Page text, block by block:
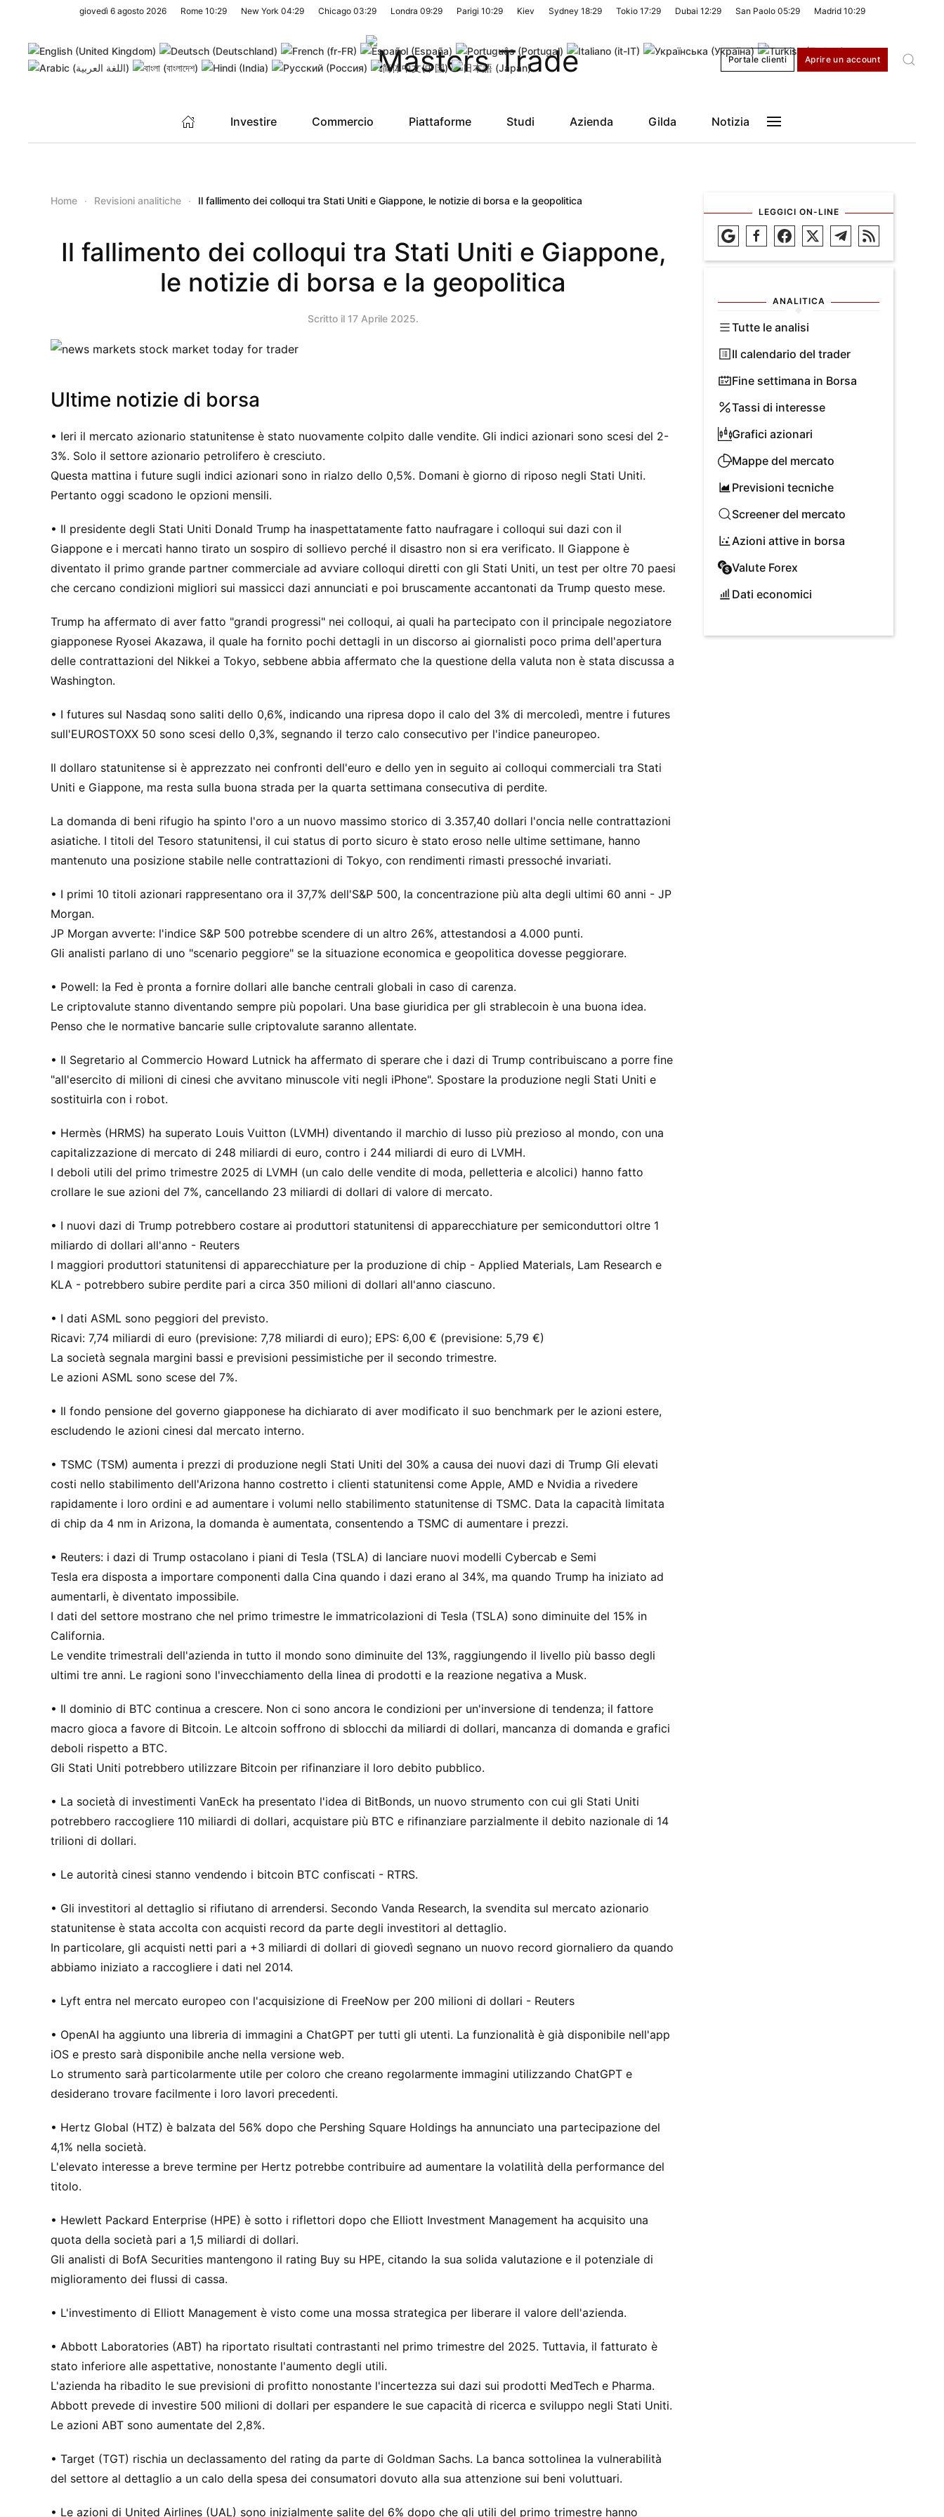
giovedì 6 agosto 2026 Rome 10:29 New York 04:29 Chicago 03:29 Londra 09:29 Parigi 10:29 Kiev Sydney 18:29 Tokio 17:29 Dubai 12:29 San Paolo 05:29 Madrid 10:29
Portale clienti Aprire un account
Investire Commercio Piattaforme Studi Azienda Gilda Notizia
Home Revisioni analitiche Il fallimento dei colloqui tra Stati Uniti e Giappone, le notizie di borsa e la geopolitica
Il fallimento dei colloqui tra Stati Uniti e Giappone,
le notizie di borsa e la geopolitica
Scritto il 17 Aprile 2025.
Ultime notizie di borsa
• Ieri il mercato azionario statunitense è stato nuovamente colpito dalle vendite. Gli indici azionari sono scesi del 2-
3%. Solo il settore azionario petrolifero è cresciuto.
Questa mattina i future sugli indici azionari sono in rialzo dello 0,5%. Domani è giorno di riposo negli Stati Uniti.
Pertanto oggi scadono le opzioni mensili.
• Il presidente degli Stati Uniti Donald Trump ha inaspettatamente fatto naufragare i colloqui sui dazi con il
Giappone e i mercati hanno tirato un sospiro di sollievo perché il disastro non si era verificato. Il Giappone è
diventato il primo grande partner commerciale ad avviare colloqui diretti con gli Stati Uniti, un test per oltre 70 paesi
che cercano condizioni migliori sui massicci dazi annunciati e poi bruscamente accantonati da Trump questo mese.
Trump ha affermato di aver fatto "grandi progressi" nei colloqui, ai quali ha partecipato con il principale negoziatore
giapponese Ryosei Akazawa, il quale ha fornito pochi dettagli in un discorso ai giornalisti poco prima dell'apertura
delle contrattazioni del Nikkei a Tokyo, sebbene abbia affermato che la questione della valuta non è stata discussa a
Washington.
• I futures sul Nasdaq sono saliti dello 0,6%, indicando una ripresa dopo il calo del 3% di mercoledì, mentre i futures
sull'EUROSTOXX 50 sono scesi dello 0,3%, segnando il terzo calo consecutivo per l'indice paneuropeo.
Il dollaro statunitense si è apprezzato nei confronti dell'euro e dello yen in seguito ai colloqui commerciali tra Stati
Uniti e Giappone, ma resta sulla buona strada per la quarta settimana consecutiva di perdite.
La domanda di beni rifugio ha spinto l'oro a un nuovo massimo storico di 3.357,40 dollari l'oncia nelle contrattazioni
asiatiche. I titoli del Tesoro statunitensi, il cui status di porto sicuro è stato eroso nelle ultime settimane, hanno
mantenuto una posizione stabile nelle contrattazioni di Tokyo, con rendimenti rimasti pressoché invariati.
• I primi 10 titoli azionari rappresentano ora il 37,7% dell'S&P 500, la concentrazione più alta degli ultimi 60 anni - JP
Morgan.
JP Morgan avverte: l'indice S&P 500 potrebbe scendere di un altro 26%, attestandosi a 4.000 punti.
Gli analisti parlano di uno "scenario peggiore" se la situazione economica e geopolitica dovesse peggiorare.
• Powell: la Fed è pronta a fornire dollari alle banche centrali globali in caso di carenza.
Le criptovalute stanno diventando sempre più popolari. Una base giuridica per gli strablecoin è una buona idea.
Penso che le normative bancarie sulle criptovalute saranno allentate.
• Il Segretario al Commercio Howard Lutnick ha affermato di sperare che i dazi di Trump contribuiscano a porre fine
"all'esercito di milioni di cinesi che avvitano minuscole viti negli iPhone". Spostare la produzione negli Stati Uniti e
sostituirla con i robot.
• Hermès (HRMS) ha superato Louis Vuitton (LVMH) diventando il marchio di lusso più prezioso al mondo, con una
capitalizzazione di mercato di 248 miliardi di euro, contro i 244 miliardi di euro di LVMH.
I deboli utili del primo trimestre 2025 di LVMH (un calo delle vendite di moda, pelletteria e alcolici) hanno fatto
crollare le sue azioni del 7%, cancellando 23 miliardi di dollari di valore di mercato.
• I nuovi dazi di Trump potrebbero costare ai produttori statunitensi di apparecchiature per semiconduttori oltre 1
miliardo di dollari all'anno - Reuters
I maggiori produttori statunitensi di apparecchiature per la produzione di chip - Applied Materials, Lam Research e
KLA - potrebbero subire perdite pari a circa 350 milioni di dollari all'anno ciascuno.
• I dati ASML sono peggiori del previsto.
Ricavi: 7,74 miliardi di euro (previsione: 7,78 miliardi di euro); EPS: 6,00 € (previsione: 5,79 €)
La società segnala margini bassi e previsioni pessimistiche per il secondo trimestre.
Le azioni ASML sono scese del 7%.
• Il fondo pensione del governo giapponese ha dichiarato di aver modificato il suo benchmark per le azioni estere,
escludendo le azioni cinesi dal mercato interno.
• TSMC (TSM) aumenta i prezzi di produzione negli Stati Uniti del 30% a causa dei nuovi dazi di Trump Gli elevati
costi nello stabilimento dell'Arizona hanno costretto i clienti statunitensi come Apple, AMD e Nvidia a rivedere
rapidamente i loro ordini e ad aumentare i volumi nello stabilimento statunitense di TSMC. Data la capacità limitata
di chip da 4 nm in Arizona, la domanda è aumentata, consentendo a TSMC di aumentare i prezzi.
• Reuters: i dazi di Trump ostacolano i piani di Tesla (TSLA) di lanciare nuovi modelli Cybercab e Semi
Tesla era disposta a importare componenti dalla Cina quando i dazi erano al 34%, ma quando Trump ha iniziato ad
aumentarli, è diventato impossibile.
I dati del settore mostrano che nel primo trimestre le immatricolazioni di Tesla (TSLA) sono diminuite del 15% in
California.
Le vendite trimestrali dell'azienda in tutto il mondo sono diminuite del 13%, raggiungendo il livello più basso degli
ultimi tre anni. Le ragioni sono l'invecchiamento della linea di prodotti e la reazione negativa a Musk.
• Il dominio di BTC continua a crescere. Non ci sono ancora le condizioni per un'inversione di tendenza; il fattore
macro gioca a favore di Bitcoin. Le altcoin soffrono di sblocchi da miliardi di dollari, mancanza di domanda e grafici
deboli rispetto a BTC.
Gli Stati Uniti potrebbero utilizzare Bitcoin per rifinanziare il loro debito pubblico.
• La società di investimenti VanEck ha presentato l'idea di BitBonds, un nuovo strumento con cui gli Stati Uniti
potrebbero raccogliere 110 miliardi di dollari, acquistare più BTC e rifinanziare parzialmente il debito nazionale di 14
trilioni di dollari.
• Le autorità cinesi stanno vendendo i bitcoin BTC confiscati - RTRS.
• Gli investitori al dettaglio si rifiutano di arrendersi. Secondo Vanda Research, la svendita sul mercato azionario
statunitense è stata accolta con acquisti record da parte degli investitori al dettaglio.
In particolare, gli acquisti netti pari a +3 miliardi di dollari di giovedì segnano un nuovo record giornaliero da quando
abbiamo iniziato a raccogliere i dati nel 2014.
• Lyft entra nel mercato europeo con l'acquisizione di FreeNow per 200 milioni di dollari - Reuters
• OpenAI ha aggiunto una libreria di immagini a ChatGPT per tutti gli utenti. La funzionalità è già disponibile nell'app
iOS e presto sarà disponibile anche nella versione web.
Lo strumento sarà particolarmente utile per coloro che creano regolarmente immagini utilizzando ChatGPT e
desiderano trovare facilmente i loro lavori precedenti.
• Hertz Global (HTZ) è balzata del 56% dopo che Pershing Square Holdings ha annunciato una partecipazione del
4,1% nella società.
L'elevato interesse a breve termine per Hertz potrebbe contribuire ad aumentare la volatilità della performance del
titolo.
• Hewlett Packard Enterprise (HPE) è sotto i riflettori dopo che Elliott Investment Management ha acquisito una
quota della società pari a 1,5 miliardi di dollari.
Gli analisti di BofA Securities mantengono il rating Buy su HPE, citando la sua solida valutazione e il potenziale di
miglioramento dei flussi di cassa.
• L'investimento di Elliott Management è visto come una mossa strategica per liberare il valore dell'azienda.
• Abbott Laboratories (ABT) ha riportato risultati contrastanti nel primo trimestre del 2025. Tuttavia, il fatturato è
stato inferiore alle aspettative, nonostante l'aumento degli utili.
L'azienda ha ribadito le sue previsioni di profitto nonostante l'incertezza sui dazi sui prodotti MedTech e Pharma.
Abbott prevede di investire 500 milioni di dollari per espandere le sue capacità di ricerca e sviluppo negli Stati Uniti.
Le azioni ABT sono aumentate del 2,8%.
• Target (TGT) rischia un declassamento del rating da parte di Goldman Sachs. La banca sottolinea la vulnerabilità
del settore al dettaglio a un calo della spesa dei consumatori dovuto alla sua attenzione sui beni voluttuari.
• Le azioni di United Airlines (UAL) sono inizialmente salite del 6% dopo che gli utili del primo trimestre hanno
LEGGICI ON-LINE
ANALITICA
Tutte le analisi
Il calendario del trader
Fine settimana in Borsa
Tassi di interesse
Grafici azionari
Mappe del mercato
Previsioni tecniche
Screener del mercato
Azioni attive in borsa
Valute Forex
Dati economici